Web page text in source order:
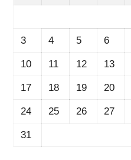
3 4 5 6
10 11 12 13
17 18 19 20
24 25 26 27
31